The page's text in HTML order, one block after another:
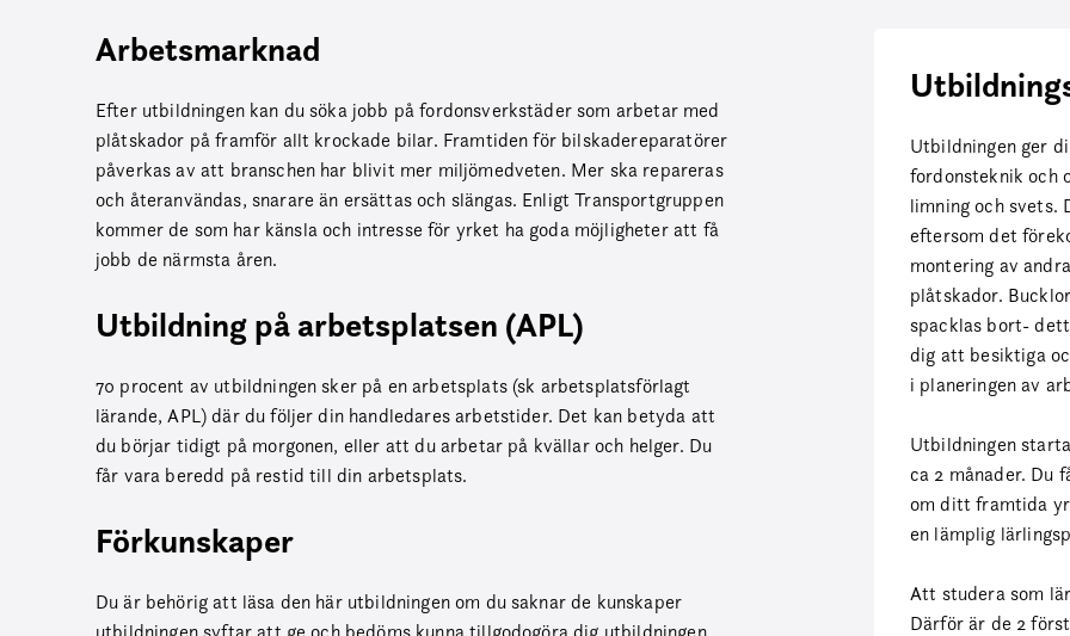
Arbetsmarknad
Efter utbildningen kan du söka jobb på fordonsverkstäder som arbetar med
plåtskador på framför allt krockade bilar. Framtiden för bilskadereparatörer
påverkas av att branschen har blivit mer miljömedveten. Mer ska repareras
och återanvändas, snarare än ersättas och slängas. Enligt Transportgruppen
kommer de som har känsla och intresse för yrket ha goda möjligheter att få
jobb de närmsta åren.
Utbildning på arbetsplatsen (APL)
70 procent av utbildningen sker på en arbetsplats (sk arbetsplatsförlagt
lärande, APL) där du följer din handledares arbetstider. Det kan betyda att
du börjar tidigt på morgonen, eller att du arbetar på kvällar och helger. Du
får vara beredd på restid till din arbetsplats.
Förkunskaper
Du är behörig att läsa den här utbildningen om du saknar de kunskaper
Utbildningen ger
fordonsteknik och
limning och svets.
eftersom det
montering av
plåtskador.
spacklas bort-
dig att besiktiga
i planeringen av
Utbildningen
ca 2 månader. Du
om ditt framtida
en lämplig
Att studera som
Därför är de 2